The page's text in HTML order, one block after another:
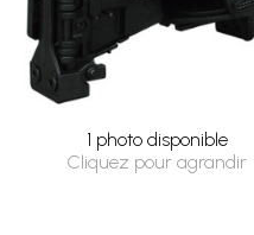
1 photo disponible
Cliquez pour agrandir